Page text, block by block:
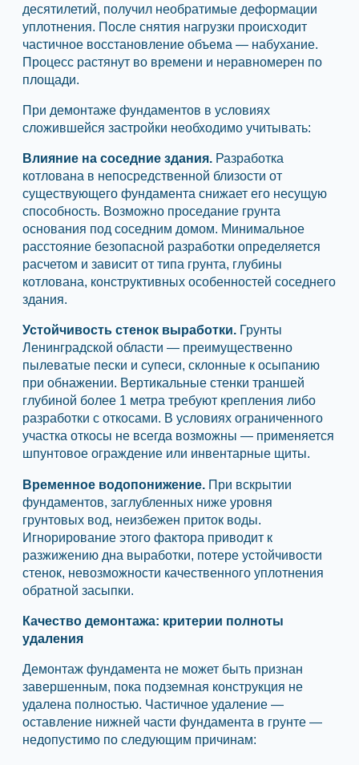
десятилетий, получил необратимые деформации
уплотнения. После снятия нагрузки происходит
частичное восстановление объема — набухание.
Процесс растянут во времени и неравномерен по
площади.
При демонтаже фундаментов в условиях
сложившейся застройки необходимо учитывать:
Влияние на соседние здания. Разработка
котлована в непосредственной близости от
существующего фундамента снижает его несущую
способность. Возможно проседание грунта
основания под соседним домом. Минимальное
расстояние безопасной разработки определяется
расчетом и зависит от типа грунта, глубины
котлована, конструктивных особенностей соседнего
здания.
Устойчивость стенок выработки. Грунты
Ленинградской области — преимущественно
пылеватые пески и супеси, склонные к осыпанию
при обнажении. Вертикальные стенки траншей
глубиной более 1 метра требуют крепления либо
разработки с откосами. В условиях ограниченного
участка откосы не всегда возможны — применяется
шпунтовое ограждение или инвентарные щиты.
Временное водопонижение. При вскрытии
фундаментов, заглубленных ниже уровня
грунтовых вод, неизбежен приток воды.
Игнорирование этого фактора приводит к
разжижению дна выработки, потере устойчивости
стенок, невозможности качественного уплотнения
обратной засыпки.
Качество демонтажа: критерии полноты
удаления
Демонтаж фундамента не может быть признан
завершенным, пока подземная конструкция не
удалена полностью. Частичное удаление —
оставление нижней части фундамента в грунте —
недопустимо по следующим причинам: